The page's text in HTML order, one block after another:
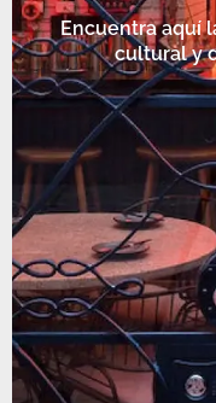
Encuentra aquí
cultural y